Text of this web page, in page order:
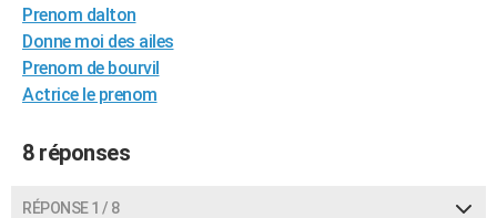
Destinations
City break
Voyage nature
Voyage de noces
Forum
Climat
PHOTO
GUIDES D'ACHAT
CARTE DE VOEUX
Carte de Noël
Carte Bonne année
Carte Saint-Valentin
Carte Pâques
Carte d'anniversaire
DICTIONNAIRE
Prenom dalton
Donne moi des ailes
Prenom de bourvil
Actrice le prenom
8 réponses
RÉPONSE 1 / 8